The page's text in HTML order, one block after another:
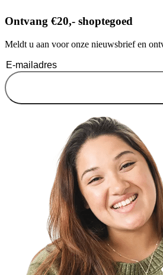
Ontvang €20,- shoptegoed
Meldt u aan voor onze nieuwsbrief en